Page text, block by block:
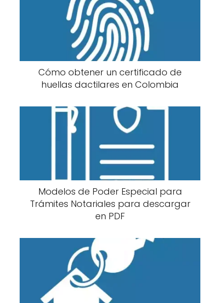
Cómo obtener un certificado de
huellas dactilares en Colombia
Modelos de Poder Especial para
Trámites Notariales para descargar
en PDF